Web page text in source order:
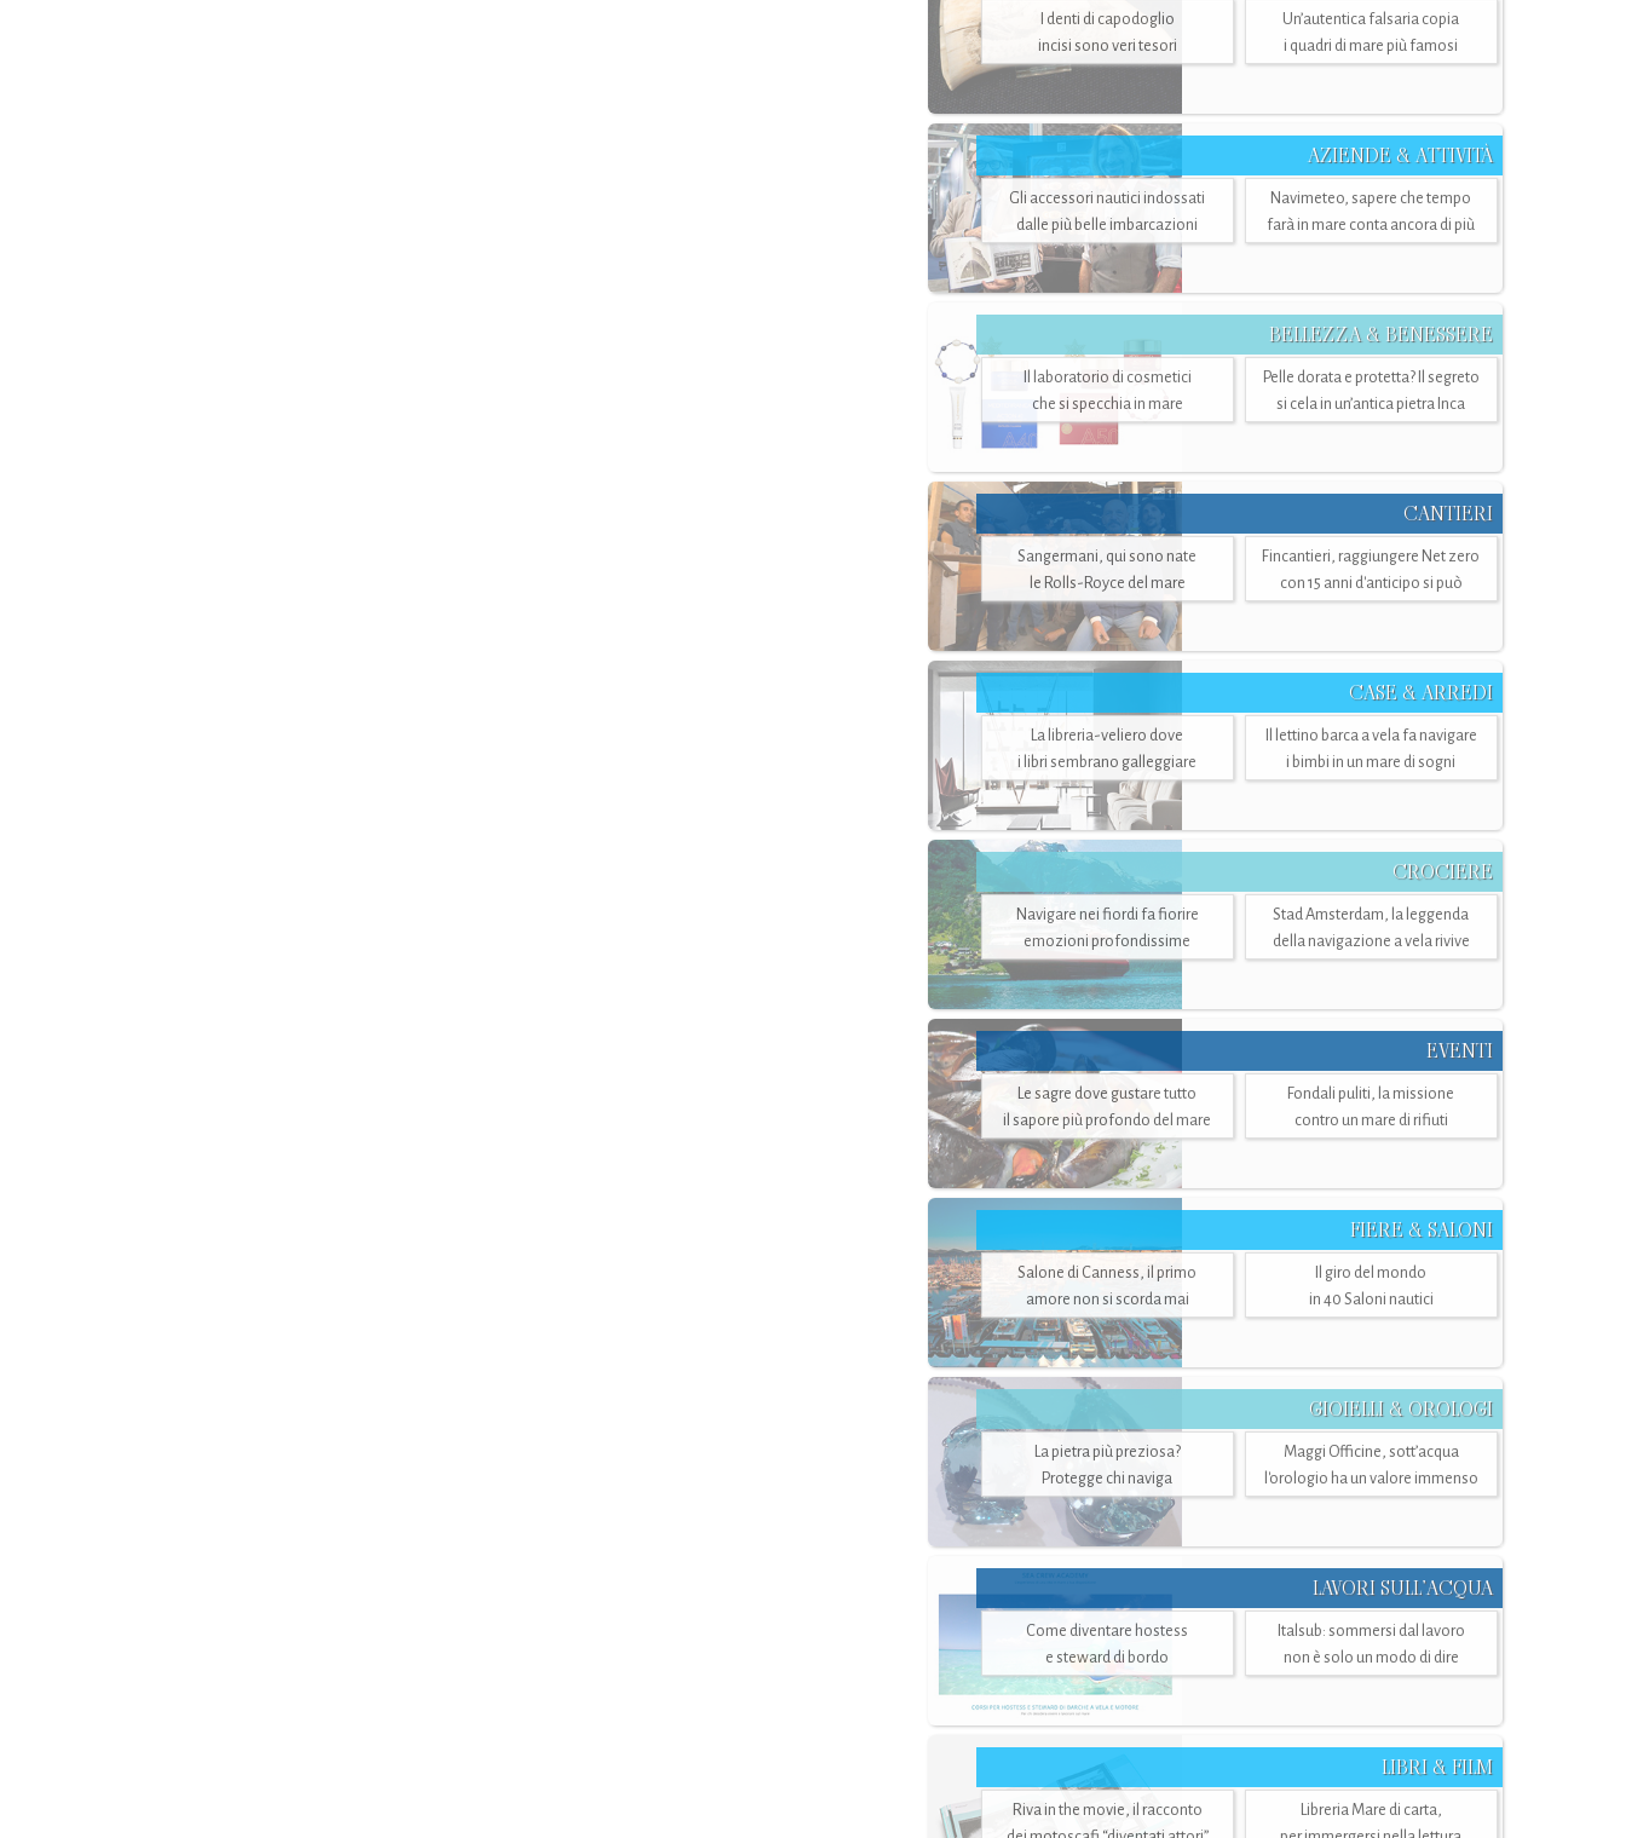
I denti di capodoglio
incisi sono veri tesori
Un’autentica falsaria copia
i quadri di mare più famosi
AZIENDE & ATTIVITÀ
Gli accessori nautici indossati
dalle più belle imbarcazioni
Navimeteo, sapere che tempo
farà in mare conta ancora di più
BELLEZZA & BENESSERE
Il laboratorio di cosmetici
che si specchia in mare
Pelle dorata e protetta? Il segreto
si cela in un’antica pietra Inca
CANTIERI
Sangermani, qui sono nate
le Rolls-Royce del mare
Fincantieri, raggiungere Net zero
con 15 anni d'anticipo si può
CASE & ARREDI
La libreria-veliero dove
i libri sembrano galleggiare
Il lettino barca a vela fa navigare
i bimbi in un mare di sogni
CROCIERE
Navigare nei fiordi fa fiorire
emozioni profondissime
Stad Amsterdam, la leggenda
della navigazione a vela rivive
EVENTI
Le sagre dove gustare tutto
il sapore più profondo del mare
Fondali puliti, la missione
contro un mare di rifiuti
FIERE & SALONI
Salone di Canness, il primo
amore non si scorda mai
Il giro del mondo
in 40 Saloni nautici
GIOIELLI & OROLOGI
La pietra più preziosa?
Protegge chi naviga
Maggi Officine, sott’acqua
l'orologio ha un valore immenso
LAVORI SULL’ACQUA
Come diventare hostess
e steward di bordo
Italsub: sommersi dal lavoro
non è solo un modo di dire
LIBRI & FILM
Riva in the movie, il racconto
Libreria Mare di carta,